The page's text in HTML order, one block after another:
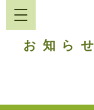
お知らせ